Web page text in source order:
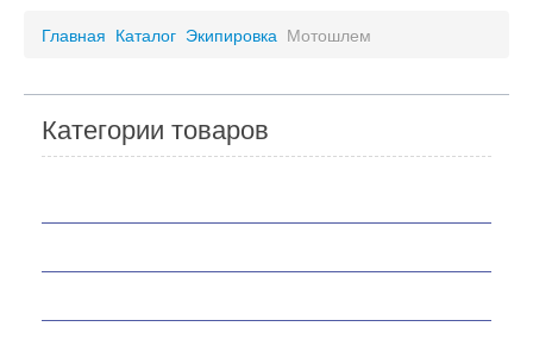
Главная Каталог Экипировка Мотошлем
Категории товаров